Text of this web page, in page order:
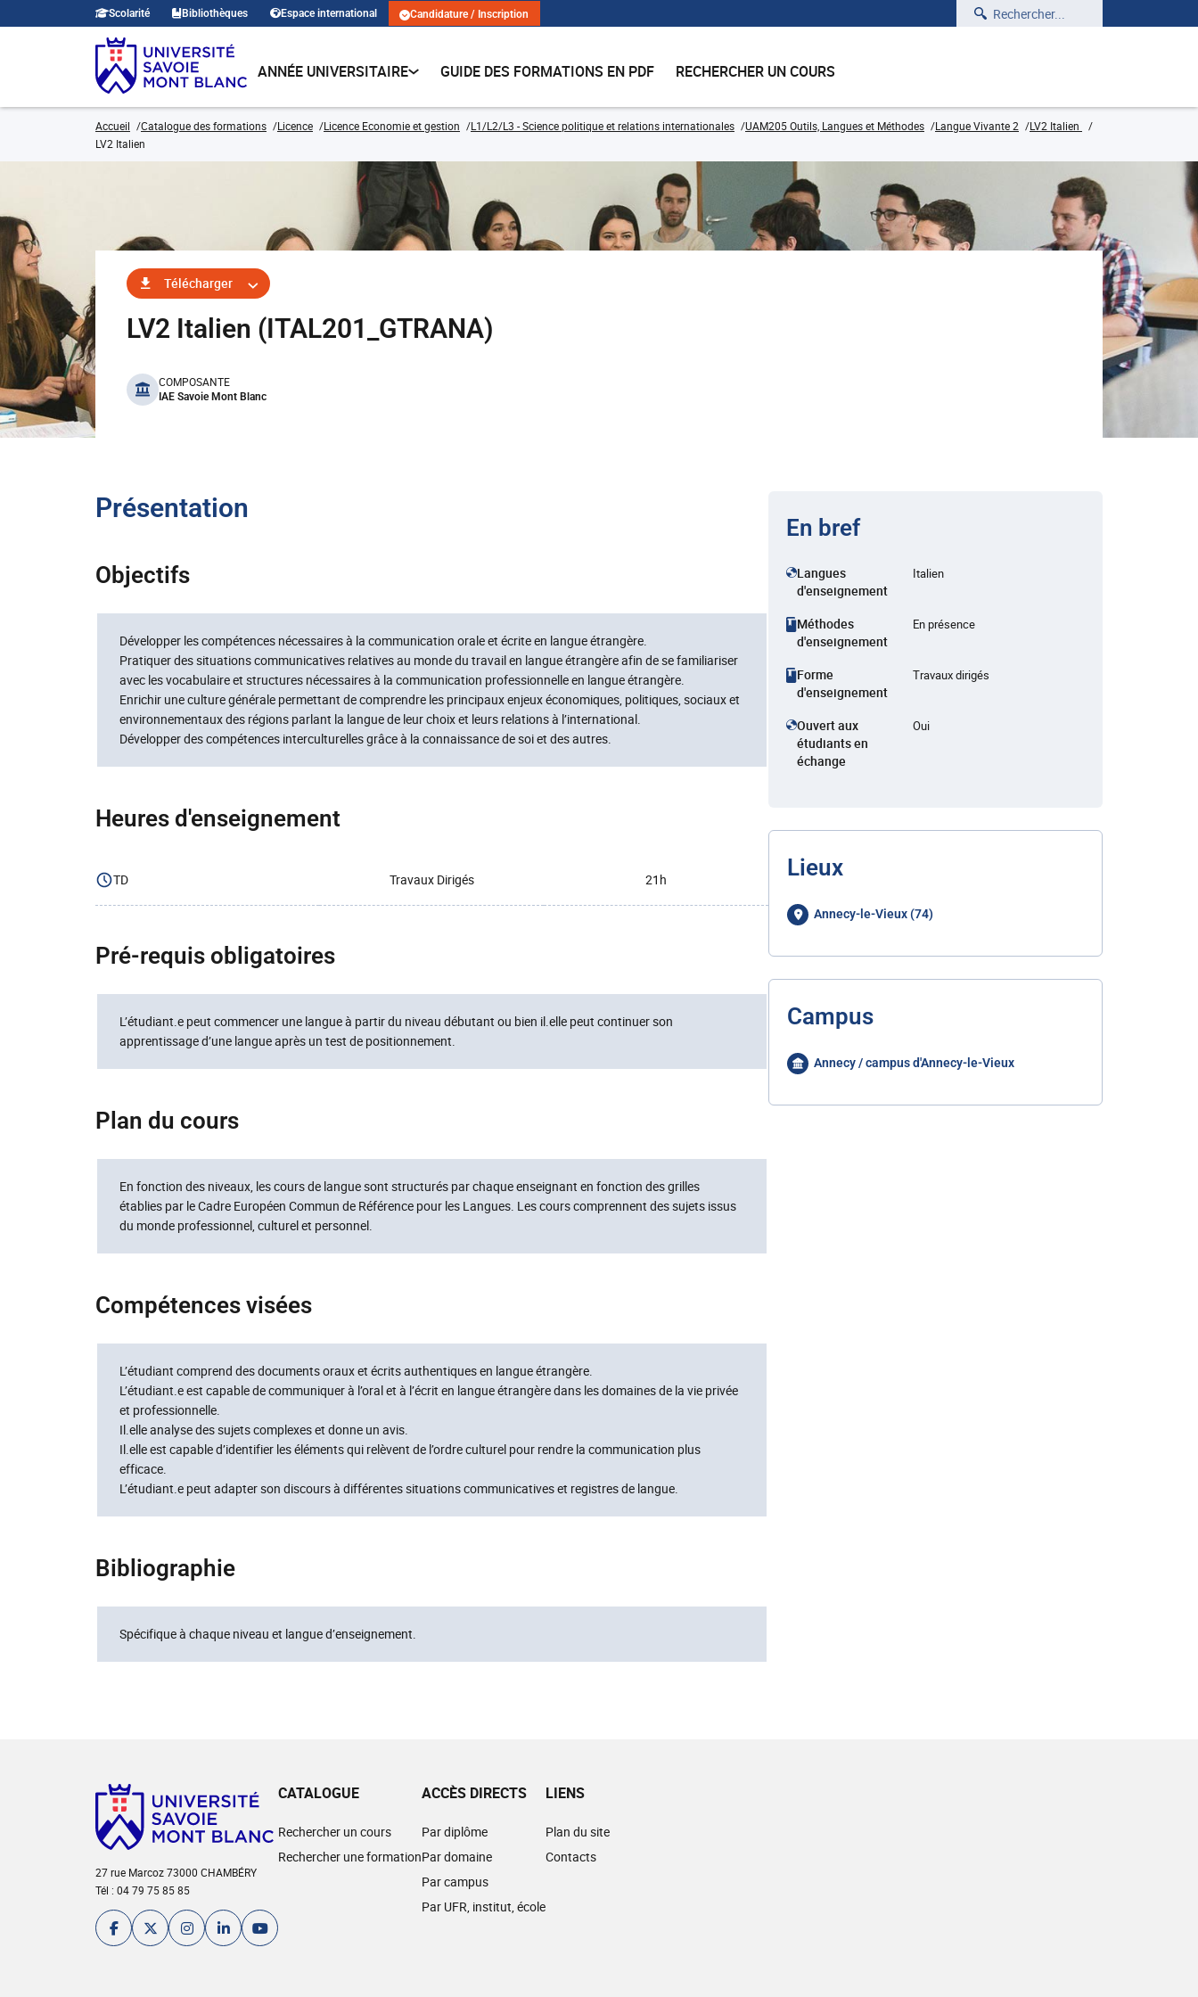
Scolarité Bibliothèques Espace international Candidature / Inscription Rechercher
ANNÉE UNIVERSITAIRE GUIDE DES FORMATIONS EN PDF RECHERCHER UN COURS
Accueil Catalogue des formations Licence Licence Economie et gestion L1/L2/L3 - Science politique et relations internationales UAM205 Outils, Langues et Méthodes Langue Vivante 2
LV2 Italien
LV2 Italien
Télécharger
LV2 Italien (ITAL201_GTRANA)
benefits
COMPOSANTE
IAE Savoie Mont Blanc
Présentation
Objectifs
Développer les compétences nécessaires à la communication orale et écrite en langue étrangère.
Pratiquer des situations communicatives relatives au monde du travail en langue étrangère afin de se familiariser
avec les vocabulaire et structures nécessaires à la communication professionnelle en langue étrangère.
Enrichir une culture générale permettant de comprendre les principaux enjeux économiques, politiques, sociaux et
environnementaux des régions parlant la langue de leur choix et leurs relations à l’international.
Développer des compétences interculturelles grâce à la connaissance de soi et des autres.
Heures d'enseignement
TD Travaux Dirigés 21h
Pré-requis obligatoires
L’étudiant.e peut commencer une langue à partir du niveau débutant ou bien il.elle peut continuer son
apprentissage d’une langue après un test de positionnement.
Plan du cours
En fonction des niveaux, les cours de langue sont structurés par chaque enseignant en fonction des grilles
établies par le Cadre Européen Commun de Référence pour les Langues. Les cours comprennent des sujets issus
du monde professionnel, culturel et personnel.
Compétences visées
L’étudiant comprend des documents oraux et écrits authentiques en langue étrangère.
L’étudiant.e est capable de communiquer à l’oral et à l’écrit en langue étrangère dans les domaines de la vie privée
et professionnelle.
Il.elle analyse des sujets complexes et donne un avis.
Il.elle est capable d’identifier les éléments qui relèvent de l’ordre culturel pour rendre la communication plus
efficace.
L’étudiant.e peut adapter son discours à différentes situations communicatives et registres de langue.
Bibliographie
Spécifique à chaque niveau et langue d’enseignement.
En bref
Langues
d'enseignement
Italien
Méthodes
d'enseignement
En présence
Forme
d'enseignement
Travaux dirigés
Ouvert aux
étudiants en
échange
Oui
Lieux
Annecy-le-Vieux (74)
Campus
Annecy / campus d'Annecy-le-Vieux
27 rue Marcoz 73000 CHAMBÉRY
Tél : 04 79 75 85 85
CATALOGUE
Rechercher un cours
Rechercher une formation
ACCÈS DIRECTS
Par diplôme
Par domaine
Par campus
Par UFR, institut, école
LIENS
Plan du site
Contacts